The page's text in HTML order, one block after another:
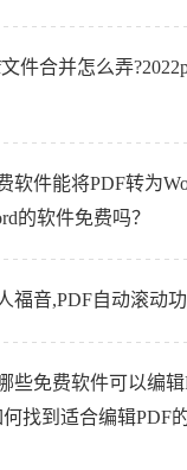
件合并怎么弄
软件能将PDF转为
的软件免费吗？
福音,PDF自动滚动
些免费软件可以编
找到适合编辑PDF